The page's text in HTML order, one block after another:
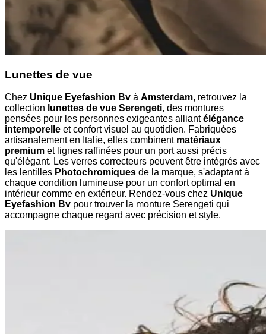
Lunettes de vue
Chez Unique Eyefashion Bv à Amsterdam, retrouvez la
collection lunettes de vue Serengeti, des montures
pensées pour les personnes exigeantes alliantélégance
intemporelle et confort visuel au quotidien. Fabriquées
artisanalement en Italie, elles combinent matériaux
premium et lignes raffinées pour un port aussi précis
qu'élégant. Les verres correcteurs peuvent être intégrés avec
les lentilles Photochromiques de la marque, s'adaptant à
chaque condition lumineuse pour un confort optimal en
intérieur comme en extérieur. Rendez-vous chez Unique
Eyefashion Bv pour trouver la monture Serengeti qui
accompagne chaque regard avec précision et style.